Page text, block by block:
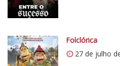
Folclórica
27 de julho